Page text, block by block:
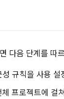
다음 단계를 따
규칙을 사용 설
프로젝트에 걸